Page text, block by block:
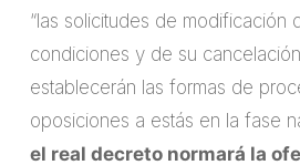
“las solicitudes de modificación
condiciones y de su
establecerán las formas de
oposiciones a estás en la fase
el real decreto normará la